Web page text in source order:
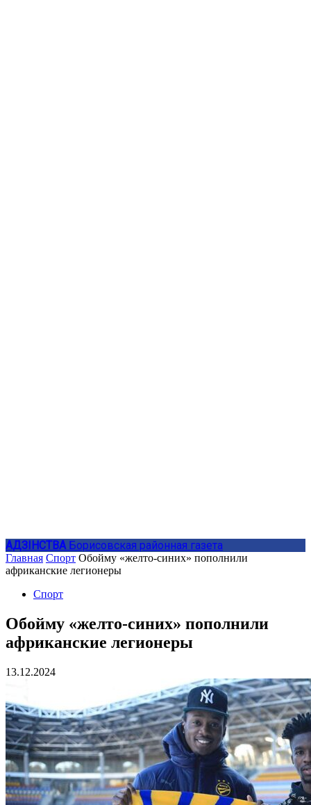
АДЗIНСТВА Борисовская районная газета
Главная Спорт Обойму «желто-синих» пополнили
африканские легионеры
Спорт
Обойму «желто-синих» пополнили
африканские легионеры
13.12.2024